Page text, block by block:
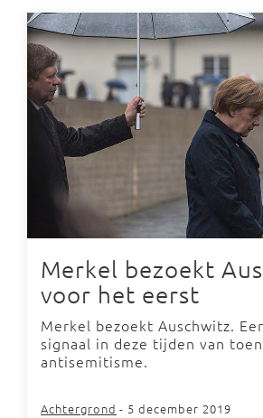
Merkel bezoekt
voor het eerst
Merkel bezoekt Auschwitz.
signaal in deze tijden van
antisemitisme.
Achtergrond - 5 december 2019